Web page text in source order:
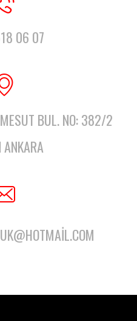
06 07
BUL. NO: 382/2